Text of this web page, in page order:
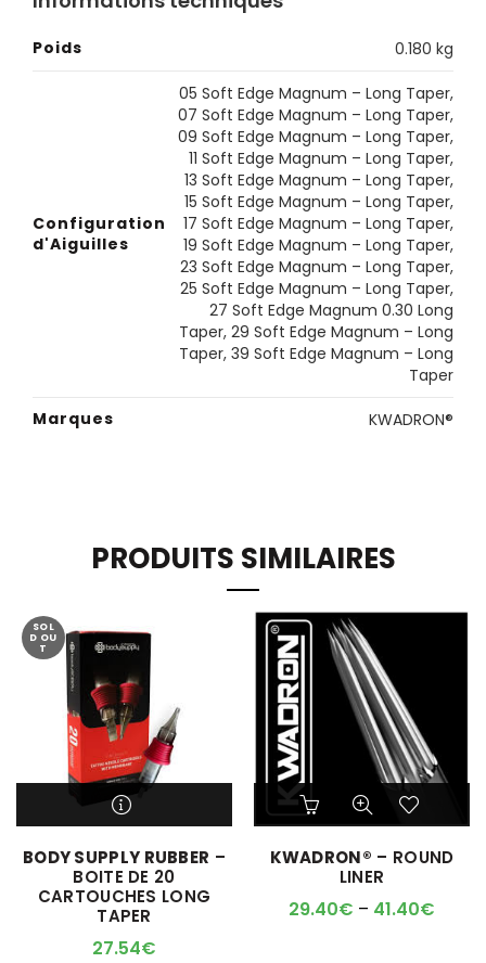
Poids 0.180 kg
Configuration
d'Aiguilles
05 Soft Edge Magnum – Long Taper,
07 Soft Edge Magnum – Long Taper,
09 Soft Edge Magnum – Long Taper,
11 Soft Edge Magnum – Long Taper,
13 Soft Edge Magnum – Long Taper,
15 Soft Edge Magnum – Long Taper,
17 Soft Edge Magnum – Long Taper,
19 Soft Edge Magnum – Long Taper,
23 Soft Edge Magnum – Long Taper,
25 Soft Edge Magnum – Long Taper,
27 Soft Edge Magnum 0.30 Long
Taper, 29 Soft Edge Magnum – Long
Taper, 39 Soft Edge Magnum – Long
Taper
Marques
KWADRON®
PRODUITS SIMILAIRES
SOL
D OU
T
Ce
plusieurs
variations.
Les
options
peuvent
M'ALERTER QUAND
L'ARTICLE SERA DISPO !
BODY SUPPLY RUBBER –
BOITE DE 20
CARTOUCHES LONG
TAPER
27.54€
Ce
produit
plusieurs
variations.
Les
KWADRON® – ROUND
LINER
29.40€ – 41.40€